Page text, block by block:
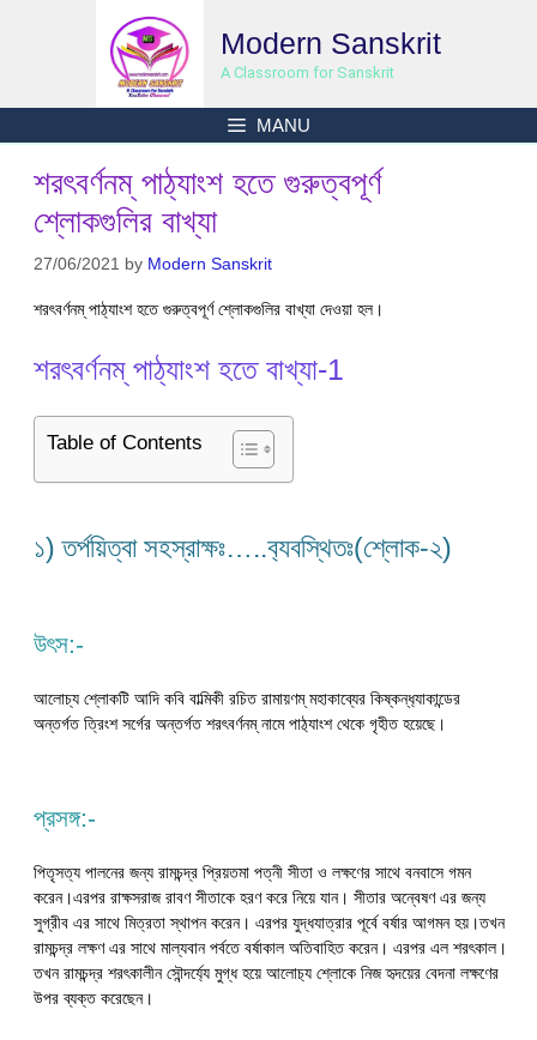
Modern Sanskrit
A Classroom for Sanskrit
MANU
শরৎবর্ণনম্ পাঠ্যাংশ হতে গুরুত্বপূর্ণ
শ্লোকগুলির বাখ্যা
27/06/2021 by Modern Sanskrit
শরৎবর্ণনম্ পাঠ্যাংশ হতে গুরুত্বপূর্ণ শ্লোকগুলির বাখ্যা দেওয়া হল।
শরৎবর্ণনম্ পাঠ্যাংশ হতে বাখ্যা-1
Table of Contents
১) তর্পয়িত্বা সহস্রাক্ষঃ…..ব‍্যবস্থিতঃ(শ্লোক-২)
উৎস:-
আলোচ্য শ্লোকটি আদি কবি বাল্মিকী রচিত রামায়ণম্ মহাকাব্যের কিষ্কন্ধ‍্যাকান্ডের
অন্তর্গত ত্রিংশ সর্গের অন্তর্গত শরৎবর্ণনম্ নামে পাঠ‍্যাংশ থেকে গৃহীত হয়েছে।
প্রসঙ্গ:-
পিতৃসত্য পালনের জন্য রামচন্দ্র প্রিয়তমা পত্নী সীতা ও লক্ষণের সাথে বনবাসে গমন
করেন।এরপর রাক্ষসরাজ রাবণ সীতাকে হরণ করে নিয়ে যান। সীতার অন্বেষণ এর জন্য
সুগ্রীব এর সাথে মিত্রতা স্থাপন করেন। এরপর যুদ্ধযাত্রার পূর্বে বর্ষার আগমন হয়।তখন
রামচন্দ্র লক্ষণ এর সাথে মাল্যবান পর্বতে বর্ষাকাল অতিবাহিত করেন। এরপর এল শরৎকাল।
তখন রামচন্দ্র শরৎকালীন সৌন্দর্য্যে মুগ্ধ হয়ে আলোচ‍্য শ্লোকে নিজ হৃদয়ের বেদনা লক্ষণের
উপর ব্যক্ত করেছেন।